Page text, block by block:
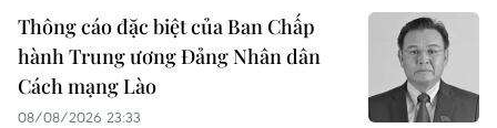
Thông cáo đặc biệt của Ban Chấp
hành Trung ương Đảng Nhân dân
Cách mạng Lào
08/08/2026 23:33